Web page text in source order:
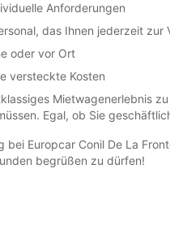
Anforderungen
das Ihnen jederzeit zur
oder vor Ort
versteckte Kosten
Mietwagenerlebnis
Egal, ob Sie
bei Europcar Conil De La
begrüßen zu dürfen!